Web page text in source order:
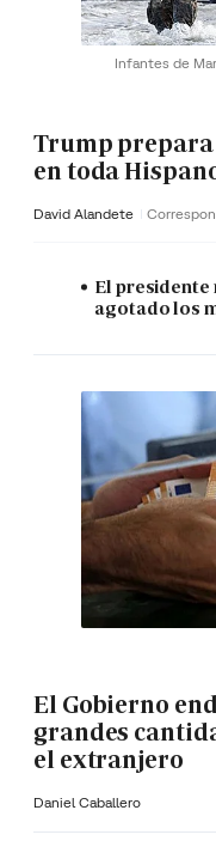
Infantes de
Trump
en toda
David Alandete
El presidente
agotado los
El Gobierno
grandes
el extranjero
Daniel Caballero